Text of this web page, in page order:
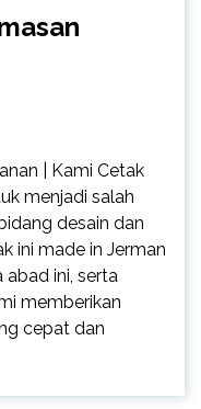
| Kami Cetak
menjadi salah
desain dan
ini made in Jerman
ini, serta
memberikan
cepat dan